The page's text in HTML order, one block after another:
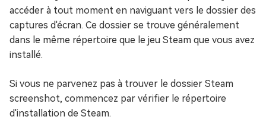
accéder à tout moment en naviguant vers le dossier des
captures d'écran. Ce dossier se trouve généralement
dans le même répertoire que le jeu Steam que vous avez
installé.
Si vous ne parvenez pas à trouver le dossier Steam
screenshot, commencez par vérifier le répertoire
d'installation de Steam.